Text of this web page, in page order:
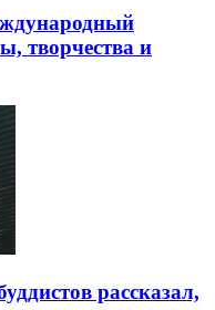
творчества и
рассказал,